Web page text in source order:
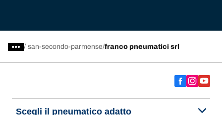
/ san-secondo-parmense franco pneumatici srl
Scegli il pneumatico adatto